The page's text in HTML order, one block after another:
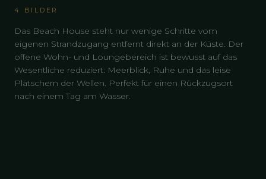
4 BILDER
Das Beach House steht nur wenige Schritte vom
eigenen Strandzugang entfernt direkt an der Küste. Der
offene Wohn- und Loungebereich ist bewusst auf das
Wesentliche reduziert: Meerblick, Ruhe und das leise
Plätschern der Wellen. Perfekt für einen Rückzugsort
nach einem Tag am Wasser.